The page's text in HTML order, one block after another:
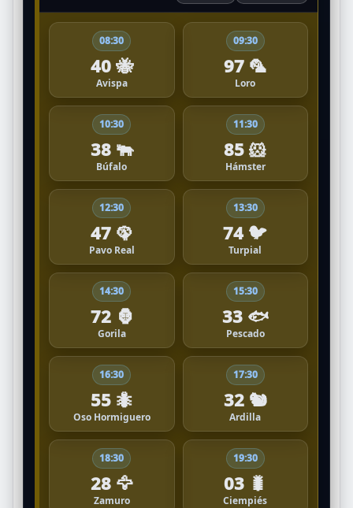
08:30
40 🐝
Avispa
09:30
97 🦜
Loro
10:30
38 🐃
Búfalo
11:30
85 🐹
Hámster
12:30
47 🦚
Pavo Real
13:30
74 🐦
Turpial
14:30
72 🦍
Gorila
15:30
33 🐟
Pescado
16:30
55 🐜
Oso Hormiguero
17:30
32 🐿️
Ardilla
18:30
28 🦅
Zamuro
19:30
03 🐛
Ciempiés